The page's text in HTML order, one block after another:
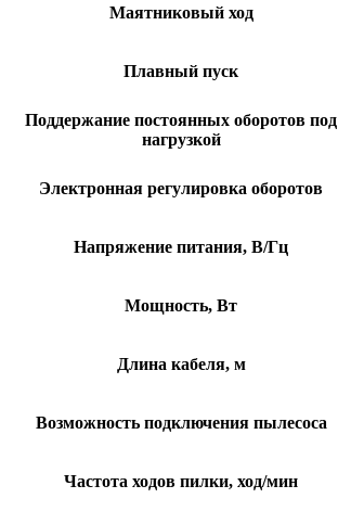
Маятниковый ход
Плавный пуск
Поддержание постоянных оборотов под
нагрузкой
Электронная регулировка оборотов
Напряжение питания, В/Гц
Мощность, Вт
Длина кабеля, м
Возможность подключения пылесоса
Частота ходов пилки, ход/мин